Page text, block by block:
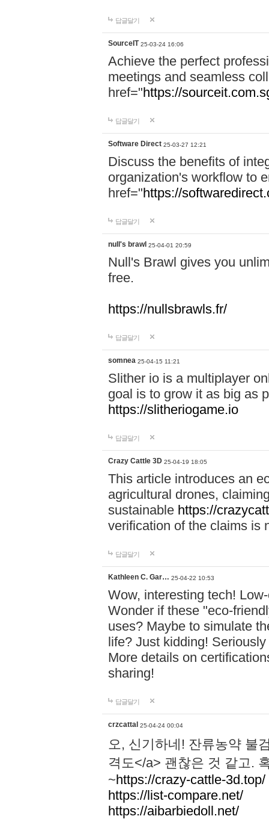
답글달기
SourceIT 25-03-24 16:06
Achieve the perfect
meetings and seamless
href="https://
답글달기
Software Direct 25-03-27 12:21
Discuss the benefits of
organization's workflow to
href="https://
답글달기
null's brawl 25-04-01 20:59
Null's Brawl gives you
free.
https://nullsbrawls.fr/
답글달기
somnea 25-04-15 11:21
Slither io is a multiplayer
goal is to grow it as big as
https://slitheriogame.io
답글달기
Crazy Cattle 3D 25-04-19 18:05
This article introduces an
agricultural drones,
sustainable https://
verification of the claims is
답글달기
Kathleen C. Gar… 25-04-22 10:53
Wow, interesting tech!
Wonder if these "eco-
uses? Maybe to simulate
life? Just kidding!
More details on
sharing!
답글달기
crzcattal 25-04-24 00:04
오, 신기하네! 잔류농약 불
격도</a> 괜찮은 것 같고.
~https://crazy-cattle-3d.top/
https://list-compare.net/
https://aibarbiedoll.net/